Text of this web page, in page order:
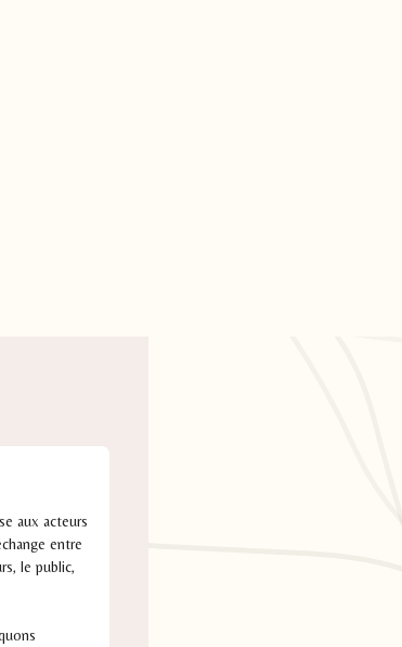
aux acteurs
entre
le public,